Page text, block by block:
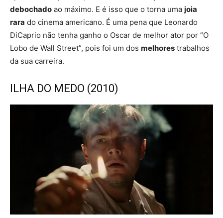
debochado ao máximo. E é isso que o torna uma joia
rara do cinema americano. É uma pena que Leonardo
DiCaprio não tenha ganho o Oscar de melhor ator por “O
Lobo de Wall Street”, pois foi um dos melhores trabalhos
da sua carreira.
ILHA DO MEDO (2010)